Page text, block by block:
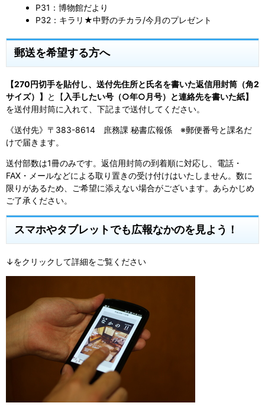
P31：博物館だより
P32：キラリ★中野のチカラ/今月のプレゼント
郵送を希望する方へ
【270円切手を貼付し、送付先住所と氏名を書いた返信用封筒（角2
サイズ）】
と【 入手したい号（○年○月号）と連絡先を書いた紙】
を送付用封筒に入れて、下記まで送付してください。
《送付先》〒383-8614 庶務課 秘書広報係 ※郵便番号と課名だ
けで届きます。
送付部数は1冊のみです。返信用封筒の到着順に対応し、電話・
FAX・メールなどによる取り置きの受け付けはいたしません。数に
限りがあるため、ご希望に添えない場合がございます。あらかじめ
ご了承ください。
スマホやタブレットでも広報なかのを見よう！
↓をクリックして詳細をご覧ください